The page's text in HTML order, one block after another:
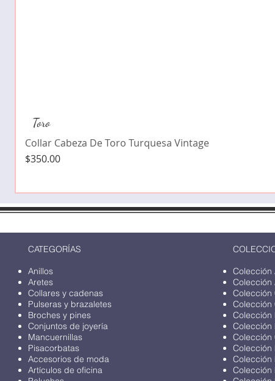
Toro
Collar Cabeza De Toro Turquesa Vintage
Precio
$350.00
CATEGORÍAS
Anillos
Aretes
Collares y cadenas
Pulseras y brazaletes
Broches y pines
Conjuntos de joyería
Mancuernillas
Pisacorbatas
Accesorios de moda
Artículos de oficina
Colección
Colección
Colección
Colección
Colección
Colección
Colección
Colección
Colección
Colección